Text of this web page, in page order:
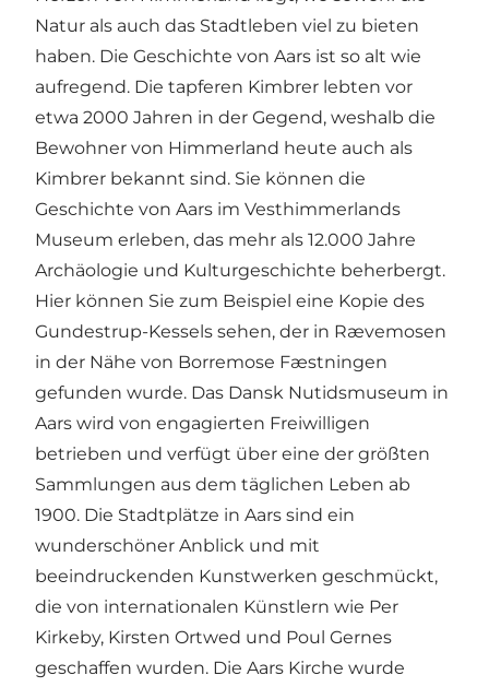
Natur als auch das Stadtleben viel zu bieten
haben. Die Geschichte von Aars ist so alt wie
aufregend. Die tapferen Kimbrer lebten vor
etwa 2000 Jahren in der Gegend, weshalb die
Bewohner von Himmerland heute auch als
Kimbrer bekannt sind. Sie können die
Geschichte von Aars im Vesthimmerlands
Museum erleben, das mehr als 12.000 Jahre
Archäologie und Kulturgeschichte beherbergt.
Hier können Sie zum Beispiel eine Kopie des
Gundestrup-Kessels sehen, der in Rævemosen
in der Nähe von Borremose Fæstningen
gefunden wurde. Das Dansk Nutidsmuseum in
Aars wird von engagierten Freiwilligen
betrieben und verfügt über eine der größten
Sammlungen aus dem täglichen Leben ab
1900. Die Stadtplätze in Aars sind ein
wunderschöner Anblick und mit
beeindruckenden Kunstwerken geschmückt,
die von internationalen Künstlern wie Per
Kirkeby, Kirsten Ortwed und Poul Gernes
geschaffen wurden. Die Aars Kirche wurde